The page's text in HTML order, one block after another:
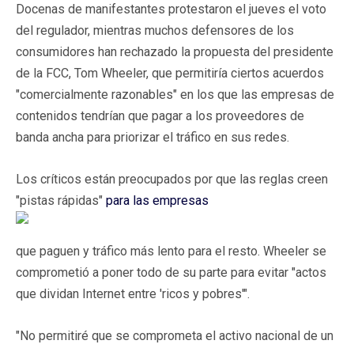
Docenas de manifestantes protestaron el jueves el voto
del regulador, mientras muchos defensores de los
consumidores han rechazado la propuesta del presidente
de la FCC, Tom Wheeler, que permitiría ciertos acuerdos
"comercialmente razonables" en los que las empresas de
contenidos tendrían que pagar a los proveedores de
banda ancha para priorizar el tráfico en sus redes.
Los críticos están preocupados por que las reglas creen
"pistas rápidas" para las empresas
que paguen y tráfico más lento para el resto. Wheeler se
comprometió a poner todo de su parte para evitar "actos
que dividan Internet entre 'ricos y pobres'".
"No permitiré que se comprometa el activo nacional de un